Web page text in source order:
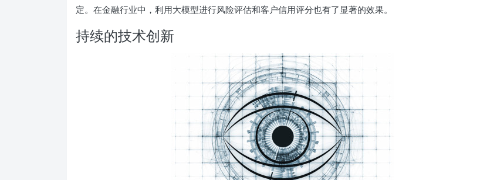
定。在金融行业中，利用大模型进行风险评估和客户信用评分也有了显著的效果。
持续的技术创新